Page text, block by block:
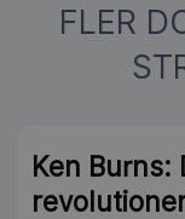
FLER
Ken Burns: